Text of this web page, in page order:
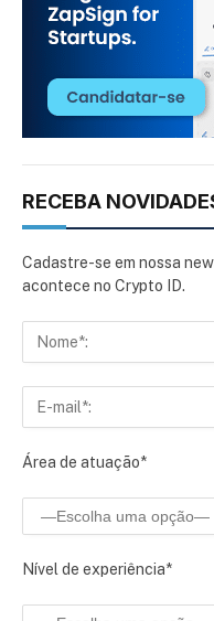
RECEBA
Cadastre-se em nossa
acontece no Crypto ID.
Área de atuação*
Nível de experiência*